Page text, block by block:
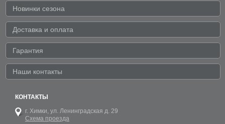
Новинки сезона
Доставка и оплата
Гарантия
Наши контакты
КОНТАКТЫ
г. Химки, ул. Ленинградская д. 29
Схема проезда